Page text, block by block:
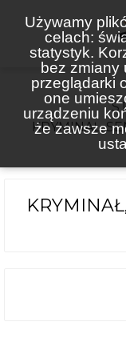
Używamy
celach:
statystyk.
bez zmiany
przeglądarki
one
urządzeniu
że zawsze
KRYMINAŁ,